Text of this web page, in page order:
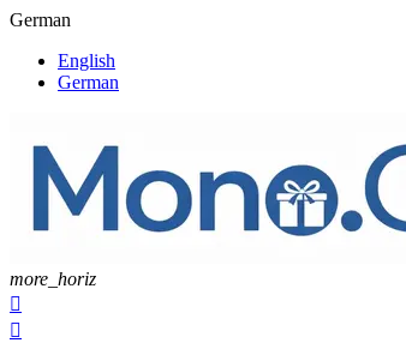
German
English
German
more_horiz

